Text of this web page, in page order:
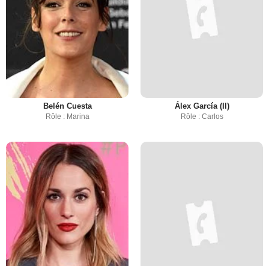
Belén Cuesta
Rôle : Marina
Álex García (II)
Rôle : Carlos